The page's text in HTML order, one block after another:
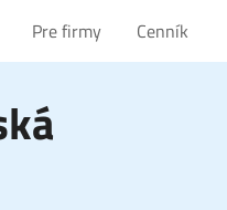
Pre firmy Cenník